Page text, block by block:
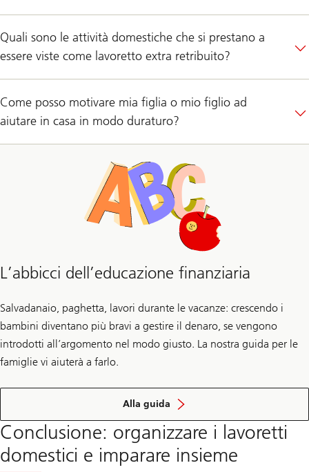
Quali sono le attività domestiche che si prestano a
essere viste come lavoretto extra retribuito?
Come posso motivare mia figlia o mio figlio ad
aiutare in casa in modo duraturo?
L’abbicci dell’educazione finanziaria
Salvadanaio, paghetta, lavori durante le vacanze: crescendo i
bambini diventano più bravi a gestire il denaro, se vengono
introdotti all’argomento nel modo giusto. La nostra guida per le
famiglie vi aiuterà a farlo.
Alla guida
sull’
Conclusione: organizzare i lavoretti
domestici e imparare insieme